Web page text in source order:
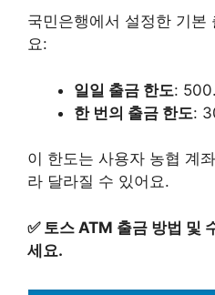
국민은행에서 설정한 기본
요:
일일 출금 한도:
한 번의 출금 한도:
이 한도는 사용자 농협 계
라 달라질 수 있어요.
✅ 토스 ATM 출금 방법 및
세요.